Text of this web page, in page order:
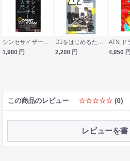
1,980 円
2,200 円
4,950 円
この商品のレビュー ☆☆☆☆☆ (0)
レビューを書